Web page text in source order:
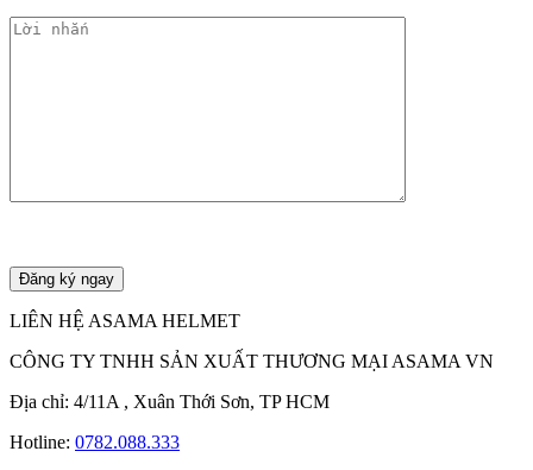
LIÊN HỆ ASAMA HELMET
CÔNG TY TNHH SẢN XUẤT THƯƠNG MẠI ASAMA VN
Địa chỉ: 4/11A , Xuân Thới Sơn, TP HCM
Hotline: 0782.088.333